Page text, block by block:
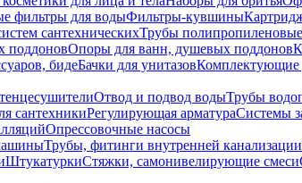
фильтры для водыФильтры-кувшины
сантехническихТрубы полипропиленовые
поддоновОпоры для ванн, душевых поддонов
бидеБачки для унитазовКомплектующие
Отвод и подвод водыТрубы
сантехникиРегулирующая арматураСистемы
Опрессовочные насосы
Трубы, фитинги внутренней канализации
ШтукатуркиСтяжки, самонивелирующие смеси